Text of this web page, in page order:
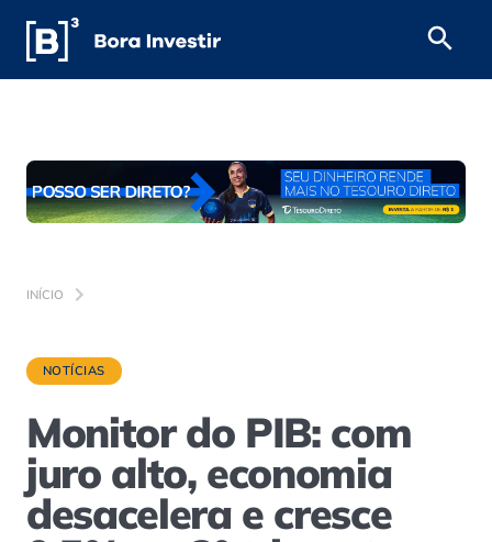
INÍCIO
NOTÍCIAS
Monitor do PIB: com
juro alto, economia
desacelera e cresce